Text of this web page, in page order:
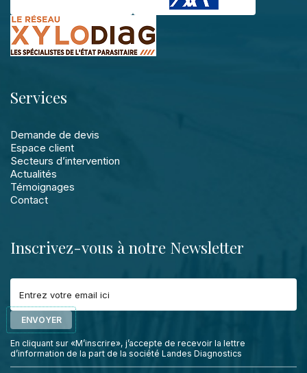
Services
Demande de devis
Espace client
Secteurs d’intervention
Actualités
Témoignages
Contact
Inscrivez-vous à notre Newsletter
ENVOYER
En cliquant sur «M’inscrire», j’accepte de recevoir la lettre
d’information de la part de la société Landes Diagnostics